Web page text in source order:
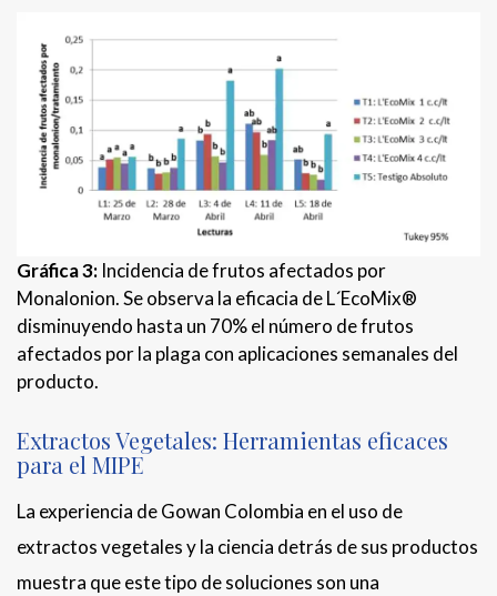
Gráfica 3: Incidencia de frutos afectados por
Monalonion. Se observa la eficacia de L´EcoMix®
disminuyendo hasta un 70% el número de frutos
afectados por la plaga con aplicaciones semanales del
producto.
Extractos Vegetales: Herramientas eficaces
para el MIPE
La experiencia de Gowan Colombia en el uso de
extractos vegetales y la ciencia detrás de sus productos
muestra que este tipo de soluciones son una